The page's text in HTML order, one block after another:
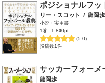
ポジショナルフッ
リー・スコット / 龍岡歩
小説・実用書
1巻
1,800pt
(5.0)
投稿数1件
サッカーフォーメ
龍岡歩